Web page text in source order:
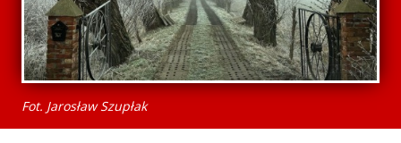
Fot. Jarosław Szupłak